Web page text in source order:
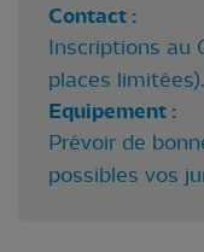
Contact :
Inscriptions au
places limitées).
Equipement :
Prévoir de
possibles vos